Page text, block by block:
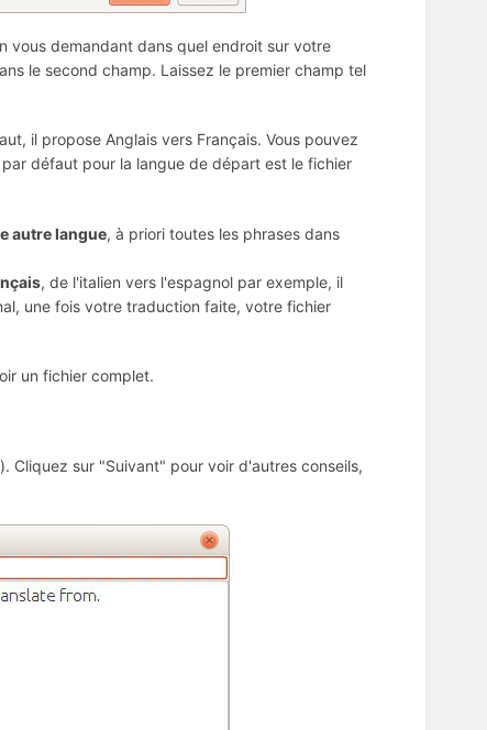
vous demandant dans quel endroit sur votre
le second champ. Laissez le premier champ tel
il propose Anglais vers Français. Vous pouvez
défaut pour la langue de départ est le fichier
autre langue, à priori toutes les phrases dans
, de l'italien vers l'espagnol par exemple, il
une fois votre traduction faite, votre fichier
un fichier complet.
Cliquez sur "Suivant" pour voir d'autres conseils,